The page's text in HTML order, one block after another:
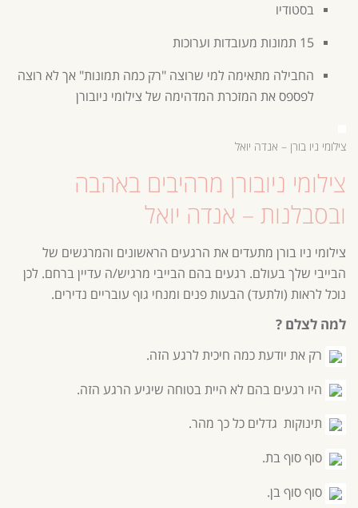
בסטודיו
15 תמונות מעובדות וערוכות
החבילה מתאימה למי שרוצה "רק כמה תמונות" אך לא רוצה
לפספס את המזכרת המדהימה של צילומי ניובורן
צילומי ניו בורן – אנדה יואל
צילומי ניובורן מרהיבים באהבה
ובסבלנות – אנדה יואל
צילומי ניו בורן מתעדים את הרגעים הראשונים והמרגשים של
הבייבי שלך בעולם. רגעים בהם הבייבי מרגיש/ה עדיין ברחם. לכן
נוכל לראות (ולתעד) הבעות פנים ומנחי גוף עובריים נדירים.
למה לצלם ?
רק את יודעת כמה חיכית לרגע הזה.
היו רגעים בהם לא היית בטוחה שיגיע הרגע הזה.
תינוקות גדלים כל כך מהר.
סוף סוף בת.
סוף סוף בן.